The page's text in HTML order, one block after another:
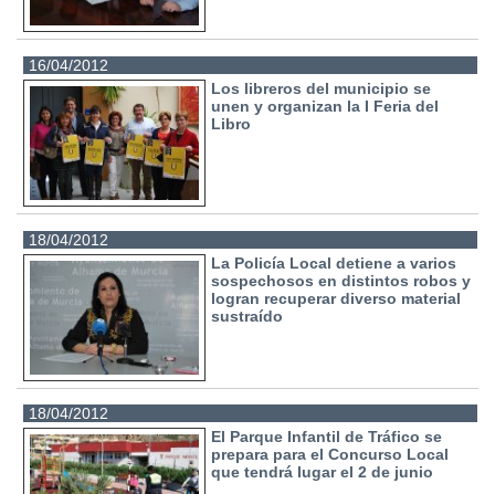
16/04/2012
Los libreros del municipio se
unen y organizan la I Feria del
Libro
18/04/2012
La Policía Local detiene a varios
sospechosos en distintos robos y
logran recuperar diverso material
sustraído
18/04/2012
El Parque Infantil de Tráfico se
prepara para el Concurso Local
que tendrá lugar el 2 de junio